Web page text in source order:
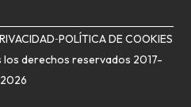
POLÍTICA DE COOKIES
derechos reservados 2017-
2026